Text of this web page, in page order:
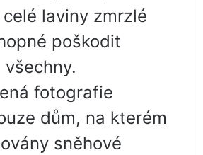
laviny zmrzlé
poškodit
fotografie
dům, na kterém
sněhové